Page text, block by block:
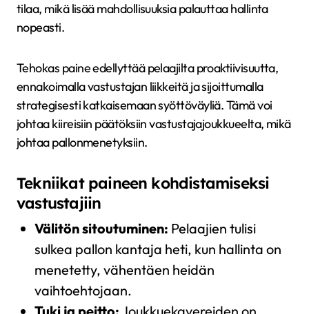
tilaa, mikä lisää mahdollisuuksia palauttaa hallinta
nopeasti.
Tehokas paine edellyttää pelaajilta proaktiivisuutta,
ennakoimalla vastustajan liikkeitä ja sijoittumalla
strategisesti katkaisemaan syöttöväyliä. Tämä voi
johtaa kiireisiin päätöksiin vastustajajoukkueelta, mikä
johtaa pallonmenetyksiin.
Tekniikat paineen kohdistamiseksi
vastustajiin
Välitön sitoutuminen: Pelaajien tulisi
sulkea pallon kantaja heti, kun hallinta on
menetetty, vähentäen heidän
vaihtoehtojaan.